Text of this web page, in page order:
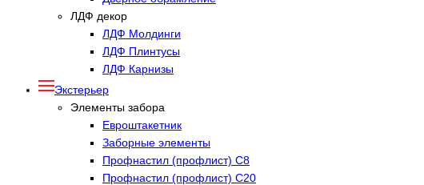
ЛДФ декор
ЛДФ Молдинги
ЛДФ Плинтусы
ЛДФ Карнизы
Экстерьер
Элементы забора
Евроштакетник
Заборные элементы
Профнастил (профлист) С8
Профнастил (профлист) С20